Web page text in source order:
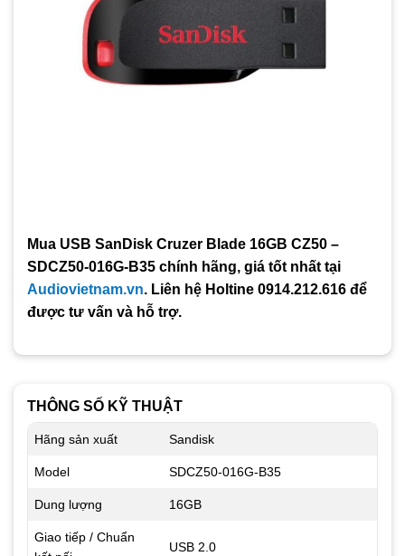
Mua USB SanDisk Cruzer Blade 16GB CZ50 –
SDCZ50-016G-B35 chính hãng, giá tốt nhất tại
Audiovietnam.vn. Liên hệ Holtine 0914.212.616 để
được tư vấn và hỗ trợ.
THÔNG SỐ KỸ THUẬT
Hãng sản xuất Sandisk
Model SDCZ50-016G-B35
Dung lượng 16GB
Giao tiếp / Chuẩn
USB 2.0